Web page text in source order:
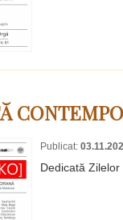
Publicat:
Dedicată